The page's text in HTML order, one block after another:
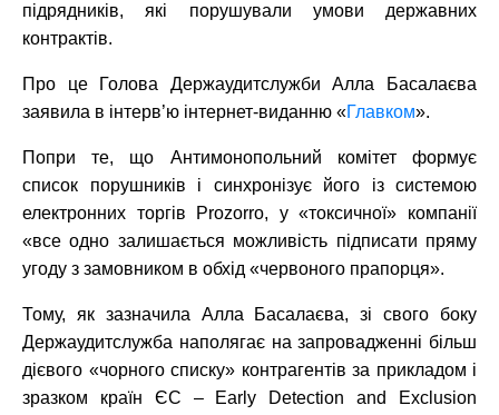
підрядників, які порушували умови державних
контрактів.
Про це Голова Держаудитслужби Алла Басалаєва
заявила в інтерв’ю інтернет-виданню «Главком».
Попри те, що Антимонопольний комітет формує
список порушників і синхронізує його із системою
електронних торгів Prozorro, у «токсичної» компанії
«все одно залишається можливість підписати пряму
угоду з замовником в обхід «червоного прапорця».
Тому, як зазначила Алла Басалаєва, зі свого боку
Держаудитслужба наполягає на запровадженні більш
дієвого «чорного списку» контрагентів за прикладом і
зразком країн ЄС – Early Detection and Exclusion